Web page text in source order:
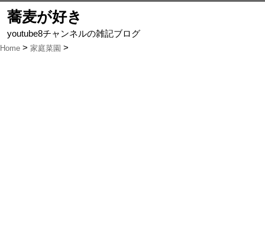
蕎麦が好き
youtube8チャンネルの雑記ブログ
Home 家庭菜園